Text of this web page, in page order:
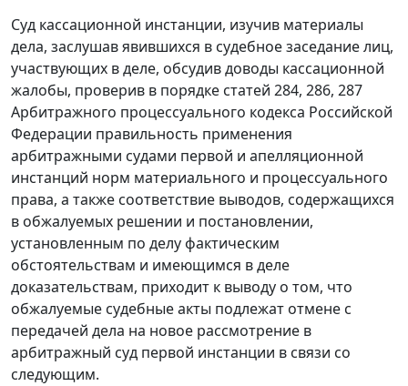
Суд кассационной инстанции, изучив материалы
дела, заслушав явившихся в судебное заседание лиц,
участвующих в деле, обсудив доводы кассационной
жалобы, проверив в порядке статей 284, 286, 287
Арбитражного процессуального кодекса Российской
Федерации правильность применения
арбитражными судами первой и апелляционной
инстанций норм материального и процессуального
права, а также соответствие выводов, содержащихся
в обжалуемых решении и постановлении,
установленным по делу фактическим
обстоятельствам и имеющимся в деле
доказательствам, приходит к выводу о том, что
обжалуемые судебные акты подлежат отмене с
передачей дела на новое рассмотрение в
арбитражный суд первой инстанции в связи со
следующим.